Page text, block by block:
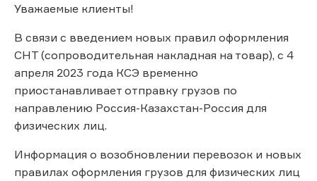
Уважаемые клиенты!
В связи с введением новых правил оформления
СНТ (сопроводительная накладная на товар), с 4
апреля 2023 года КСЭ временно
приостанавливает отправку грузов по
направлению Россия-Казахстан-Россия для
физических лиц.
Информация о возобновлении перевозок и новых
правилах оформления грузов для физических лиц